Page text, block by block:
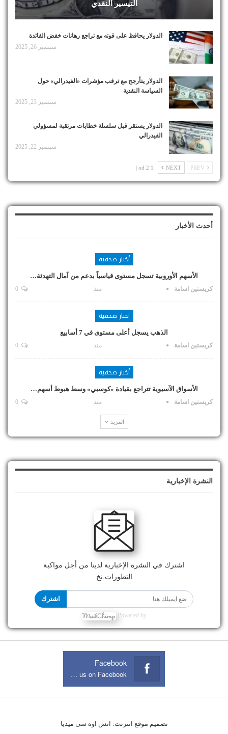
التيسير النقدي
الدولار يحافظ على قوته مع تراجع رهانات خفض الفائدة
سبتمبر 26, 2025
الدولار يتأرجح مع ترقب مؤشرات «الفيدرالي» حول
السياسة النقدية
سبتمبر 23, 2025
الدولار يستقر قبل سلسلة خطابات مرتقبة لمسؤولي
الفيدرالي
سبتمبر 22, 2025
NEXT
1 od 2 |
أحدث الأخبار
أخبار صحفية
الأسهم الأوروبية تسجل مستوى قياسياً بدعم من آمال التهدئة…
كريستين اسامة منذ
أخبار صحفية
الذهب يسجل أعلى مستوى في 7 أسابيع
كريستين اسامة منذ
أخبار صحفية
الأسواق الآسيوية تتراجع بقيادة «كوسبي» وسط هبوط أسهم…
كريستين اسامة منذ
المزيد
النشرة الإخبارية
اشترك في النشرة الإخبارية لدينا من أجل مواكبة
التطورات.نخ
اشترك
Powered by
Facebook
Join us on Facebook
تصميم موقع انترنت: اتش اوه سى ميديا